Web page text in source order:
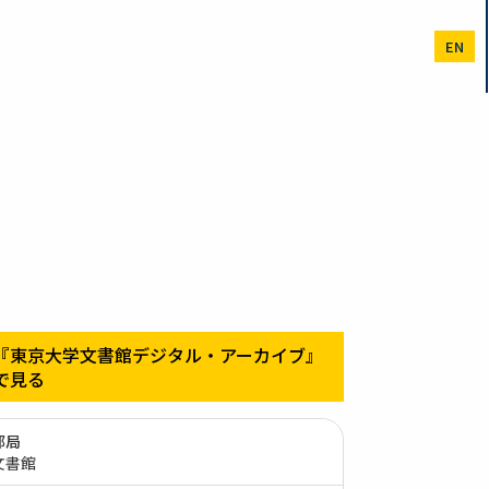
EN
東京大学文書館デジタル・アーカイブ』
見る
局
書館